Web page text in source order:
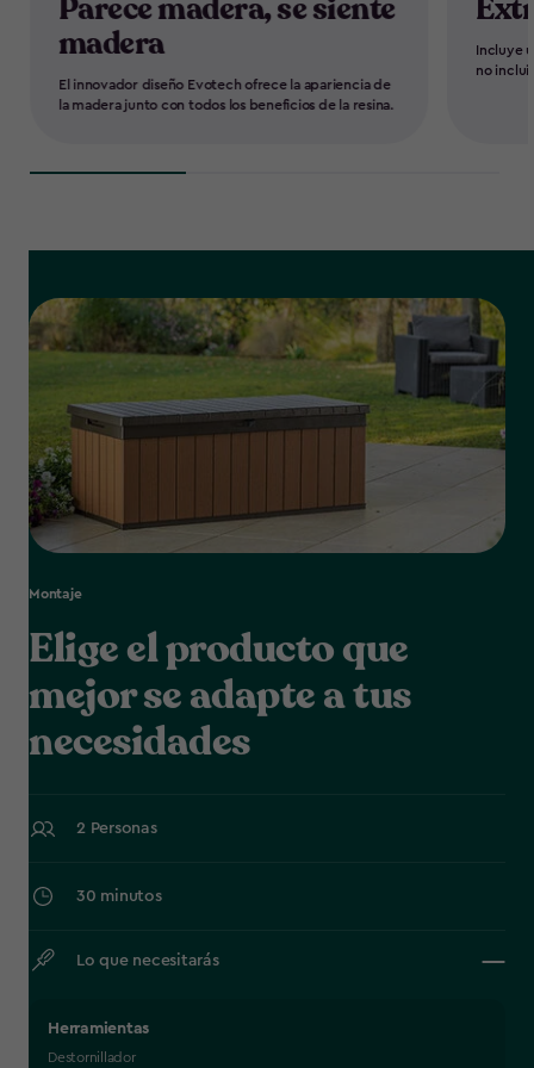
Parece madera, se siente
madera
El innovador diseño Evotech ofrece la apariencia de
la madera junto con todos los beneficios de la resina.
Incluye
no
Montaje
Elige el producto que
mejor se adapte a tus
necesidades
2 Personas
30 minutos
Lo que necesitarás
Herramientas
Destornillador